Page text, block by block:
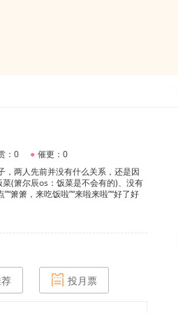
：0 ● 催更：0
，两人先前并没有什么关系，还是因
(箫尔辰os：饭菜是不会有的)、没有
箫箫，来吃饭啦”“来啦来啦”“好了好
投月票